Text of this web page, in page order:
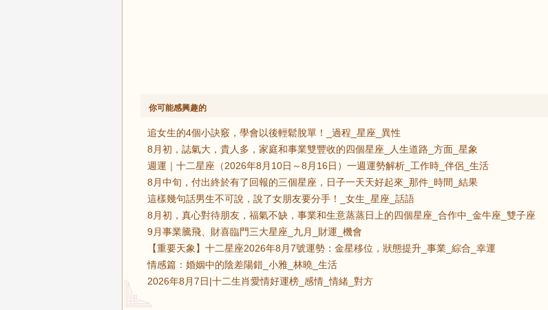
你可能感興趣的
追女生的4個小訣竅，學會以後輕鬆脫單！_過程_星座_異性
8月初，誌氣大，貴人多，家庭和事業雙豐收的四個星座_人生道路_方面_星象
週運｜十二星座（2026年8月10日～8月16日）一週運勢解析_工作時_伴侶_生活
8月中旬，付出終於有了回報的三個星座，日子一天天好起來_那件_時間_結果
這樣幾句話男生不可說，說了女朋友要分手！_女生_星座_話語
8月初，真心對待朋友，福氣不缺，事業和生意蒸蒸日上的四個星座_合作中_金牛座_雙子座
9月事業騰飛、財喜臨門三大星座_九月_財運_機會
【重要天象】十二星座2026年8月7號運勢：金星移位，狀態提升_事業_綜合_幸運
情感篇：婚姻中的陰差陽錯_小雅_林曉_生活
2026年8月7日|十二生肖愛情好運榜_感情_情緒_對方